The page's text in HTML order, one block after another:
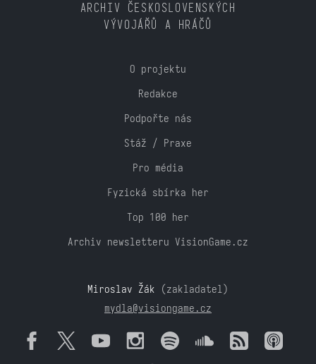
ARCHIV ČESKOSLOVENSKÝCH
VÝVOJÁŘŮ A HRÁČŮ
O projektu
Redakce
Podpořte nás
Stáž / Praxe
Pro média
Fyzická sbírka her
Top 100 her
Archiv newsletteru VisionGame.cz
Miroslav Žák (zakladatel)
mydla@visiongame.cz